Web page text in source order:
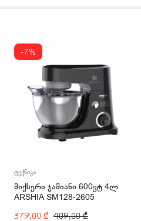
-7%
ტექნიკა
მიქსერი ჯამიანი 600ვტ 4ლ
ARSHIA SM128-2605
379,00 ₾ 409,00₾